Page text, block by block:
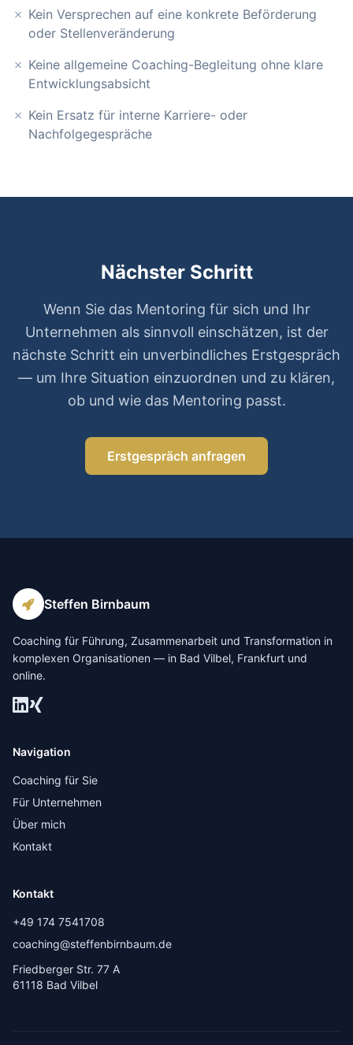
Kein Versprechen auf eine konkrete Beförderung
oder Stellenveränderung
Keine allgemeine Coaching-Begleitung ohne klare
Entwicklungsabsicht
Kein Ersatz für interne Karriere- oder
Nachfolgegespräche
Nächster Schritt
Wenn Sie das Mentoring für sich und Ihr
Unternehmen als sinnvoll einschätzen, ist der
nächste Schritt ein unverbindliches Erstgespräch
— um Ihre Situation einzuordnen und zu klären,
ob und wie das Mentoring passt.
Erstgespräch anfragen
Steffen Birnbaum
Coaching für Führung, Zusammenarbeit und Transformation in
komplexen Organisationen — in Bad Vilbel, Frankfurt und
online.
Navigation
Coaching für Sie
Für Unternehmen
Über mich
Kontakt
Kontakt
+49 174 7541708
coaching@steffenbirnbaum.de
Friedberger Str. 77 A
61118 Bad Vilbel